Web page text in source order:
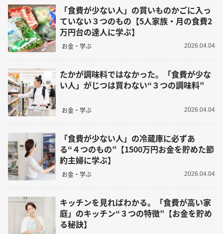
「食費が少ない人」の買いものかごに入っ
ていない３つのもの【5人家族・月の食費2
万円台の達人に学ぶ】
お金・学ぶ 2026.04.04
たかが調味料ではなかった。「食費が少な
い人」がじつは買わない“３つの調味料”
お金・学ぶ 2026.04.04
「食費が少ない人」の冷蔵庫に必ずあ
る“４つのもの”【1500万円お金を貯めた節
約主婦に学ぶ】
お金・学ぶ 2026.04.04
キッチンを見ればわかる。「食費が高い家
庭」のキッチン“３つの特徴”【お金を貯め
る秘訣】